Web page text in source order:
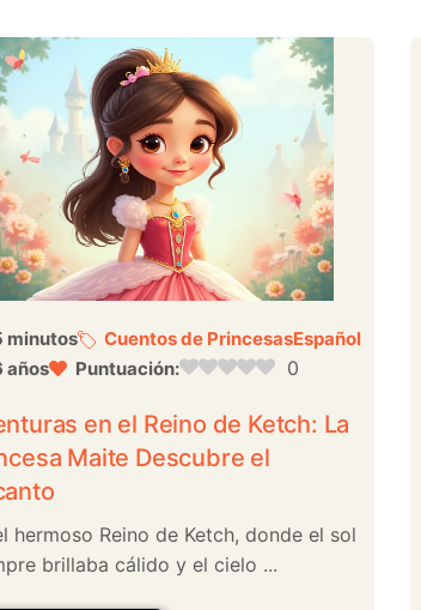
minutos Cuentos de PrincesasEspañol
años
Puntuación: 0
en el Reino de Ketch: La
Maite Descubre el
hermoso Reino de Ketch, donde el sol
brillaba cálido y el cielo ...